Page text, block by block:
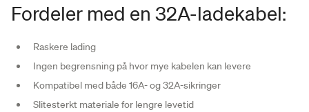
Fordeler med en 32A-ladekabel:
Raskere lading
Ingen begrensning på hvor mye kabelen kan levere
Kompatibel med både 16A- og 32A-sikringer
Slitesterkt materiale for lengre levetid